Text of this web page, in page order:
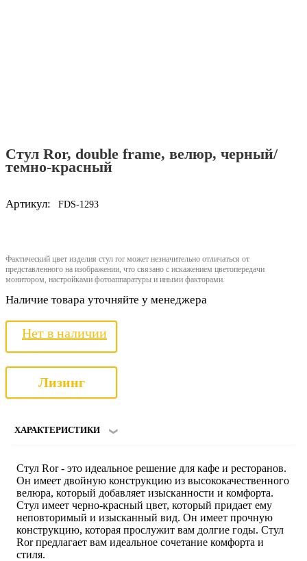
Стул Ror, double frame, велюр, черный/
темно-красный
Артикул: FDS-1293
Фактический цвет изделия стул ror может незначительно отличаться от
представленного на изображении, что связано с искажением цветопередачи
монитором, настройками фотоаппаратуры и иными факторами.
Наличие товара уточняйте у менеджера
Нет в наличии
Лизинг
ХАРАКТЕРИСТИКИ
Стул Ror - это идеальное решение для кафе и ресторанов.
Он имеет двойную конструкцию из высококачественного
велюра, который добавляет изысканности и комфорта.
Стул имеет черно-красный цвет, который придает ему
неповторимый и изысканный вид. Он имеет прочную
конструкцию, которая прослужит вам долгие годы. Стул
Ror предлагает вам идеальное сочетание комфорта и
стиля.